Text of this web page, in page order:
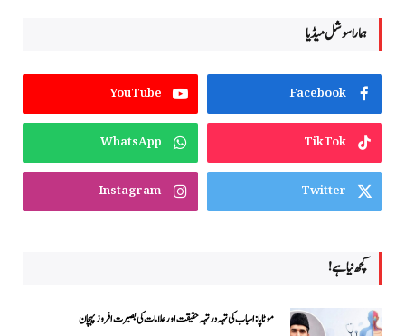
ہمارا سوشل میڈیا
Facebook
YouTube
TikTok
WhatsApp
Twitter
Instagram
کچھ نیا ہے!
موٹاپا: اسباب کی تہہ در تہہ حقیقت اور علامات کی بصیرت افروز پہچان